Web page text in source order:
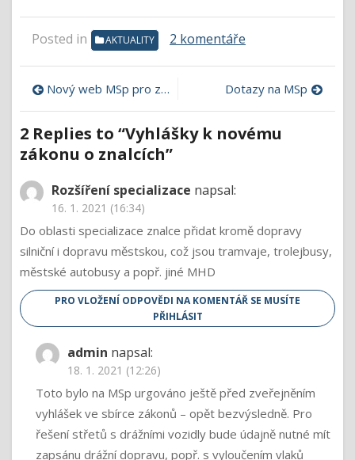
Posted in AKTUALITY 2 komentáře
s
názvem
Vyhlášky
k
novému
Navigace
pro
příspěvek
Nový web MSp pro znalce Dotazy na MSp
2 Replies to “Vyhlášky k novému
zákonu o znalcích”
Rozšíření specializace napsal:
16. 1. 2021 (16:34)
Do oblasti specializace znalce přidat kromě dopravy
silniční i dopravu městskou, což jsou tramvaje, trolejbusy,
městské autobusy a popř. jiné MHD
PRO VLOŽENÍ ODPOVĚDI NA KOMENTÁŘ SE MUSÍTE
PŘIHLÁSIT
admin napsal:
18. 1. 2021 (12:26)
Toto bylo na MSp urgováno ještě před zveřejněním
vyhlášek ve sbírce zákonů – opět bezvýsledně. Pro
řešení střetů s drážními vozidly bude údajně nutné mít
zapsánu drážní dopravu, popř. s vyloučením vlaků